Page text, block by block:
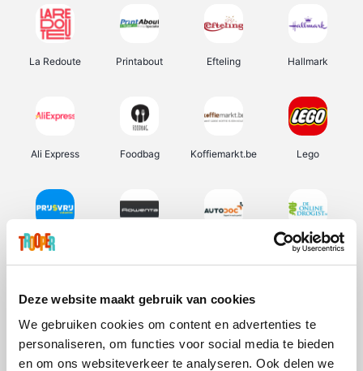
Deze website maakt gebruik van cookies
We gebruiken cookies om content en advertenties te
personaliseren, om functies voor social media te bieden
en om ons websiteverkeer te analyseren. Ook delen we
La Redoute Printabout Efteling Hallmark
Ali Express Foodbag Koffiemarkt.be Lego
Prijsvrij De Online Drogist
Vidaxl Lampenlicht.be Plopsa Adidas